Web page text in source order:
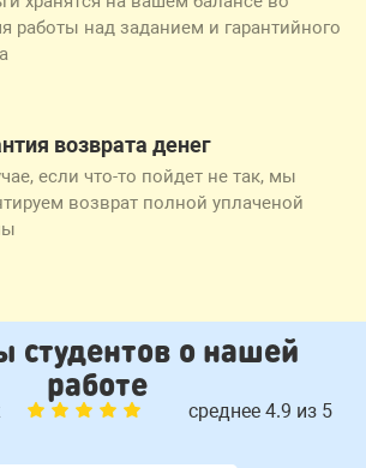
работы над заданием и гарантийного
возврата денег
если что-то пойдет не так, мы
возврат полной уплаченой
студентов о нашей
работе
среднее 4.9 из 5